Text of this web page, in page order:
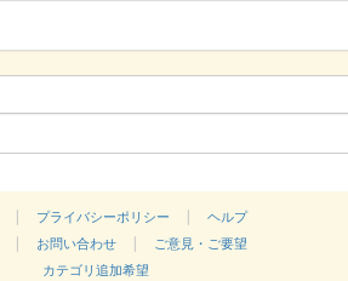
| プライバシーポリシー |
ヘルプ
| お問い合わせ |
ご意見・ご要望
カテゴリ追加希望